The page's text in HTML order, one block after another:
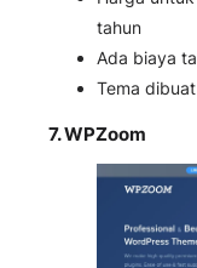
tahun
Ada biaya
Tema
7.WPZoom